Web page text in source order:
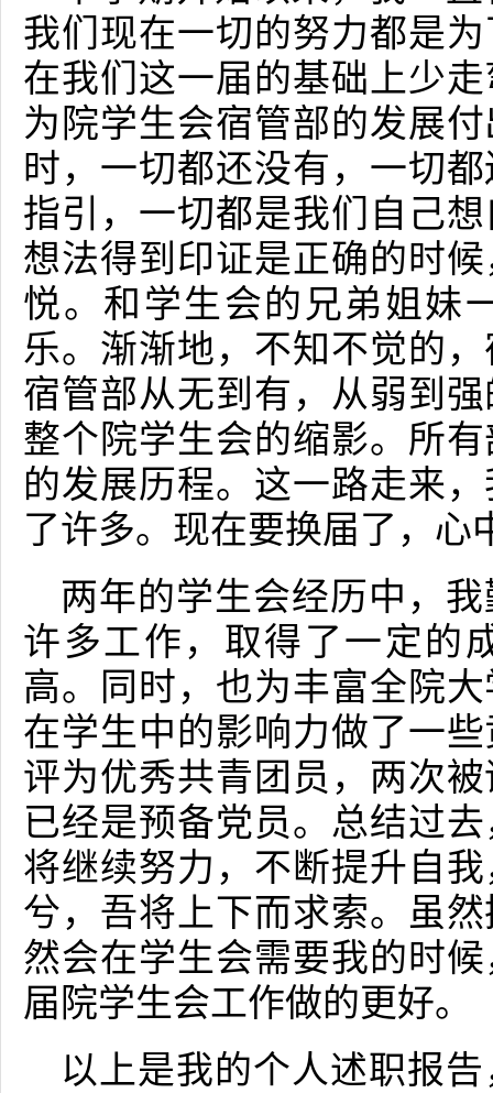
我们现在一切的努力都是
在我们这一届的基础上少
为院学生会宿管部的发展
时，一切都还没有，一切
指引，一切都是我们自己
想法得到印证是正确的时
悦。和学生会的兄弟姐妹
乐。渐渐地，不知不觉的
宿管部从无到有，从弱到
整个院学生会的缩影。所
的发展历程。这一路走来
了许多。现在要换届了，
两年的学生会经历中，
许多工作，取得了一定的
高。同时，也为丰富全院
在学生中的影响力做了一
评为优秀共青团员，两次
已经是预备党员。总结过
将继续努力，不断提升自
兮，吾将上下而求索。虽
然会在学生会需要我的时
届院学生会工作做的更好。
以上是我的个人述职报